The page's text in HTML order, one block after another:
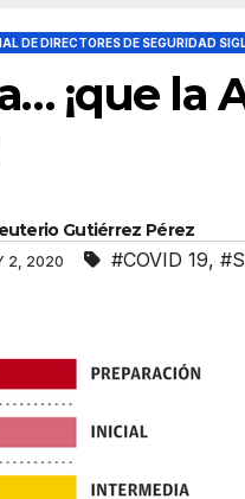
DE DIRECTORES DE SEGURIDAD
¡que la
Gutiérrez Pérez
2, 2020 #COVID 19,